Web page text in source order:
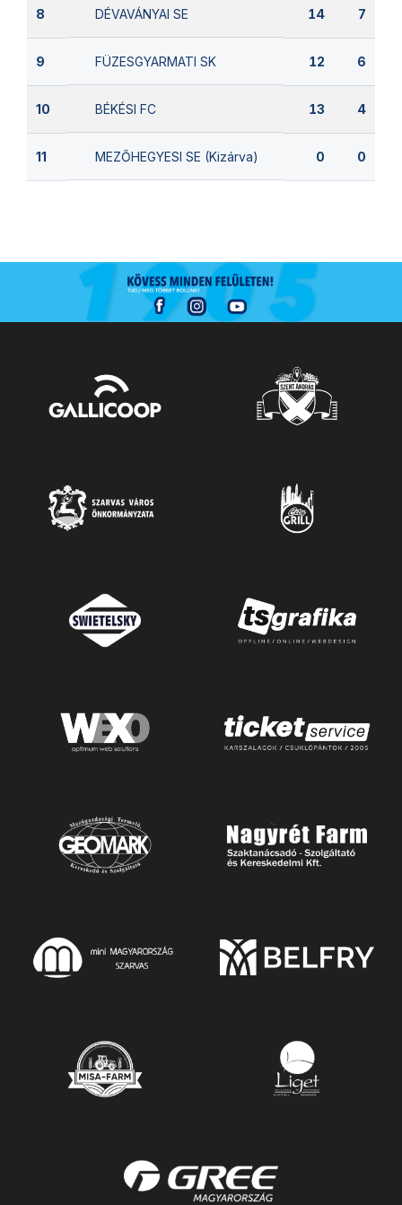
8 DÉVAVÁNYAI SE 14 7
9 FÜZESGYARMATI SK 12 6
10 BÉKÉSI FC 13 4
11 MEZŐHEGYESI SE (Kizárva) 0 0